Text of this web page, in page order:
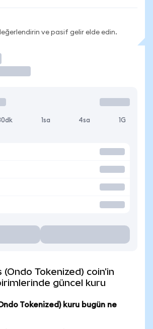
ve pasif gelir elde edin.
1sa 4sa 1G
(Ondo Tokenized) coin'in
güncel kuru
Tokenized) kuru bugün ne